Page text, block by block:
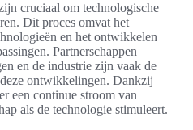
cruciaal om technologische
Dit proces omvat het
en het ontwikkelen
Partnerschappen
en de industrie zijn vaak de
ontwikkelingen. Dankzij
een continue stroom van
als de technologie stimuleert.